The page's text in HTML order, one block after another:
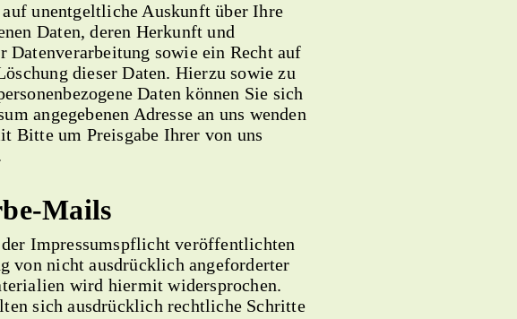
auf unentgeltliche Auskunft über Ihre
Daten, deren Herkunft und
Datenverarbeitung sowie ein Recht auf
dieser Daten. Hierzu sowie zu
Daten können Sie sich
angegebenen Adresse an uns wenden
Bitte um Preisgabe Ihrer von uns
Mails
Impressumspflicht veröffentlichten
von nicht ausdrücklich angeforderter
wird hiermit widersprochen.
sich ausdrücklich rechtliche Schritte